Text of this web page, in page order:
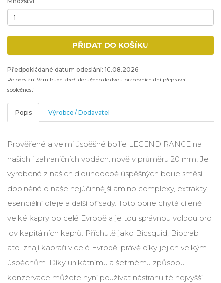
PŘIDAT DO KOŠÍKU
Předpokládané datum odeslání: 10.08.2026
Po odeslání Vám bude zboží doručeno do dvou pracovních dní přepravní
společností.
Popis Výrobce / Dodavatel
Prověřené a velmi úspěšné boilie LEGEND RANGE na
našich i zahraničních vodách, nově v průměru 20 mm! Je
vyrobené z našich dlouhodobě úspěšných boilie směsí,
doplněné o naše nejúčinnější amino complexy, extrakty,
esenciální oleje a další přísady. Toto boilie chytá cíleně
velké kapry po celé Evropě a je tou správnou volbou pro
lov kapitálních kaprů. Příchutě jako Biosquid, Biocrab
atd. znají kapraři v celé Evropě, právě díky jejich velkým
úspěchům. Díky unikátnímu a šetrnému způsobu
konzervace můžete nyní používat nástrahu té nejvyšší